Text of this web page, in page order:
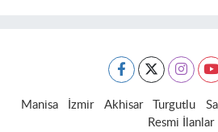
Manisa İzmir Akhisar Turgutlu
Resmi İlanlar